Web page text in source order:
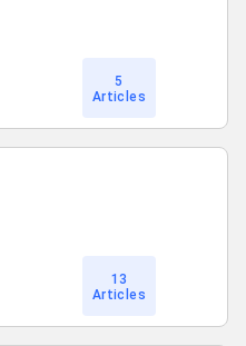
5
Articles
13
Articles